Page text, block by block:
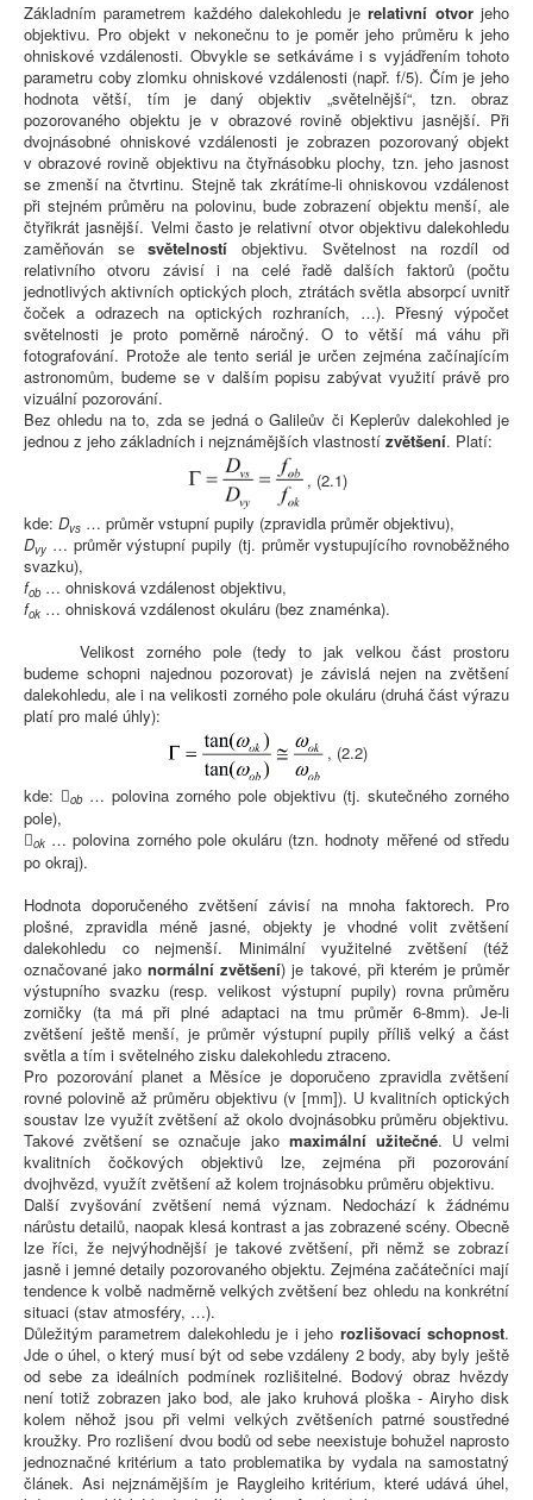
Základním parametrem každého dalekohledu jerelativní otvorjeho
objektivu. Pro objekt v nekonečnu to je poměr jeho průměru k jeho
ohniskové vzdálenosti. Obvykle se setkáváme i s vyjádřením tohoto
parametru coby zlomku ohniskové vzdálenosti (např. f/5). Čím je jeho
hodnota větší, tím je daný objektiv „světelnější“, tzn. obraz
pozorovaného objektu je v obrazové rovině objektivu jasnější. Při
dvojnásobné ohniskové vzdálenosti je zobrazen pozorovaný objekt
v obrazové rovině objektivu na čtyřnásobku plochy, tzn. jeho jasnost
se zmenší na čtvrtinu. Stejně tak zkrátíme-li ohniskovou vzdálenost
při stejném průměru na polovinu, bude zobrazení objektu menší, ale
čtyřikrát jasnější. Velmi často je relativní otvor objektivu dalekohledu
zaměňován sesvětelností objektivu. Světelnost na rozdíl od
relativního otvoru závisí i na celé řadě dalších faktorů (počtu
jednotlivých aktivních optických ploch, ztrátách světla absorpcí uvnitř
čoček a odrazech na optických rozhraních, …). Přesný výpočet
světelnosti je proto poměrně náročný. O to větší má váhu při
fotografování. Protože ale tento seriál je určen zejména začínajícím
astronomům, budeme se v dalším popisu zabývat využití právě pro
vizuální pozorování.
Bez ohledu na to, zda se jedná o Galileův či Keplerův dalekohled je
jednou z jeho základních i nejznámějších vlastností zvětšení. Platí:
, (2.1)
kde: Dvs … průměr vstupní pupily (zpravidla průměr objektivu),
Dvy … průměr výstupní pupily (tj. průměr vystupujícího rovnoběžného
svazku),
fob… ohnisková vzdálenost objektivu,
fok … ohnisková vzdálenost okuláru (bez znaménka).
Velikost zorného pole (tedy to jak velkou část prostoru
budeme schopni najednou pozorovat) je závislá nejen na zvětšení
dalekohledu, ale i na velikosti zorného pole okuláru (druhá část výrazu
platí pro malé úhly):
, (2.2)
kde: ob… polovina zorného pole objektivu (tj. skutečného zorného
pole),
ok … polovina zorného pole okuláru (tzn. hodnoty měřené od středu
po okraj).
Hodnota doporučeného zvětšení závisí na mnoha faktorech. Pro
plošné, zpravidla méně jasné, objekty je vhodné volit zvětšení
dalekohledu co nejmenší. Minimální využitelné zvětšení (též
označované jakonormální zvětšení) je takové, při kterém je průměr
výstupního svazku (resp. velikost výstupní pupily) rovna průměru
zorničky (ta má při plné adaptaci na tmu průměr 6-8mm). Je-li
zvětšení ještě menší, je průměr výstupní pupily příliš velký a část
světla a tím i světelného zisku dalekohledu ztraceno.
Pro pozorování planet a Měsíce je doporučeno zpravidla zvětšení
rovné polovině až průměru objektivu (v [mm]). U kvalitních optických
soustav lze využít zvětšení až okolo dvojnásobku průměru objektivu.
Takové zvětšení se označuje jako maximální užitečné. U velmi
kvalitních čočkových objektivů lze, zejména při pozorování
dvojhvězd, využít zvětšení až kolem trojnásobku průměru objektivu.
Další zvyšování zvětšení nemá význam. Nedochází k žádnému
nárůstu detailů, naopak klesá kontrast a jas zobrazené scény. Obecně
lze říci, že nejvýhodnější je takové zvětšení, při němž se zobrazí
jasně i jemné detaily pozorovaného objektu. Zejména začátečníci mají
tendence k volbě nadměrně velkých zvětšení bez ohledu na konkrétní
situaci (stav atmosféry, …).
Důležitým parametrem dalekohledu je i jeho rozlišovací schopnost.
Jde o úhel, o který musí být od sebe vzdáleny 2 body, aby byly ještě
od sebe za ideálních podmínek rozlišitelné. Bodový obraz hvězdy
není totiž zobrazen jako bod, ale jako kruhová ploška - Airyho disk
kolem něhož jsou při velmi velkých zvětšeních patrné soustředné
kroužky. Pro rozlišení dvou bodů od sebe neexistuje bohužel naprosto
jednoznačné kritérium a tato problematika by vydala na samostatný
článek. Asi nejznámějším je Raygleiho kritérium, které udává úhel,